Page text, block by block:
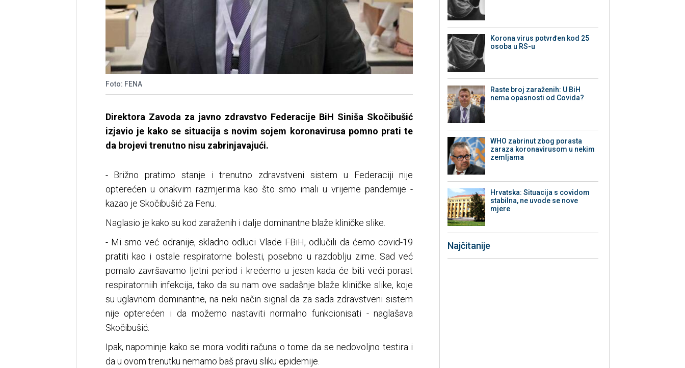
Foto: FENA
Direktora Zavoda za javno zdravstvo Federacije BiH Siniša Skočibušić
izjavio je kako se situacija s novim sojem koronavirusa pomno prati te
da brojevi trenutno nisu zabrinjavajući.
- Brižno pratimo stanje i trenutno zdravstveni sistem u Federaciji nije
opterećen u onakvim razmjerima kao što smo imali u vrijeme pandemije -
kazao je Skočibušić za Fenu.
Naglasio je kako su kod zaraženih i dalje dominantne blaže kliničke slike.
- Mi smo već odranije, skladno odluci Vlade FBiH, odlučili da ćemo covid-19
pratiti kao i ostale respiratorne bolesti, posebno u razdoblju zime. Sad već
pomalo završavamo ljetni period i krećemo u jesen kada će biti veći porast
respiratorniih infekcija, tako da su nam ove sadašnje blaže kliničke slike, koje
su uglavnom dominantne, na neki način signal da za sada zdravstveni sistem
nije opterećen i da možemo nastaviti normalno funkcionisati - naglašava
Skočibušić.
Ipak, napominje kako se mora voditi računa o tome da se nedovoljno testira i
da u ovom trenutku nemamo baš pravu sliku epidemije.
Korona virus potvrđen kod 25
osoba u RS-u
Raste broj zaraženih: U BiH
nema opasnosti od Covida?
WHO zabrinut zbog porasta
zaraza koronavirusom u nekim
zemljama
Hrvatska: Situacija s covidom
stabilna, ne uvode se nove
mjere
Najčitanije